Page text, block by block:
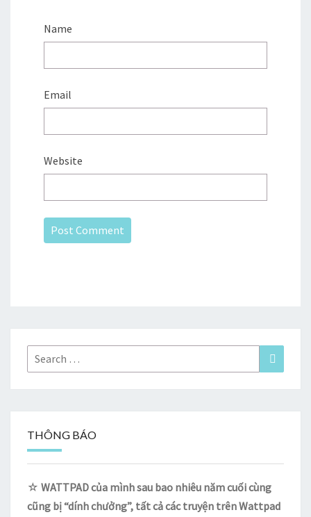
Name
Email
Website
Search
for:
Search
THÔNG BÁO
☆ WATTPAD của mình sau bao nhiêu năm cuối cùng
cũng bị “dính chưởng”, tất cả các truyện trên Wattpad